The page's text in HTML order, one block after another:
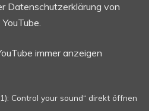
Datenschutzerklärung von
YouTube.
immer anzeigen
Control your sound“ direkt öffnen